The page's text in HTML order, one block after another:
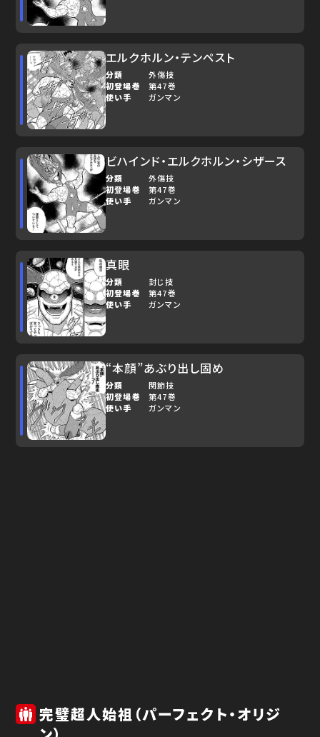
エルクホルン・テンペスト
分類
外傷技
初登場巻
第47巻
使い手
ガンマン
ビハインド・エルクホルン・シザース
分類
外傷技
初登場巻
第47巻
使い手
ガンマン
真眼
分類
封じ技
初登場巻
第47巻
使い手
ガンマン
“本顔”あぶり出し固め
分類
関節技
初登場巻
第47巻
使い手
ガンマン
完璧超人始祖（パーフェクト・オリジ